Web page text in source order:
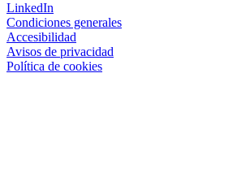
LinkedIn
Condiciones generales
Accesibilidad
Avisos de privacidad
Política de cookies